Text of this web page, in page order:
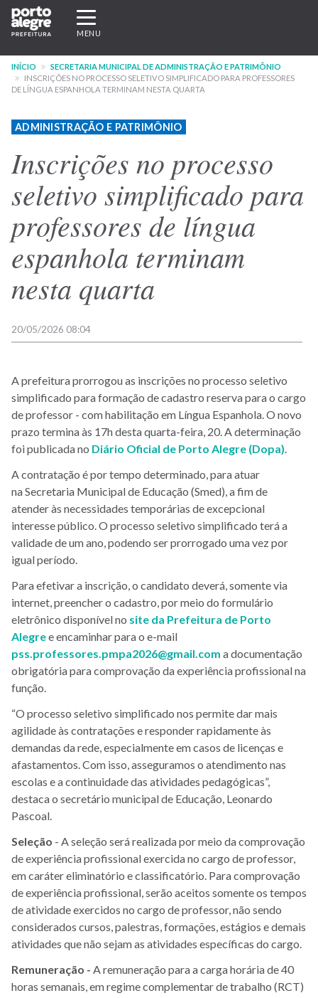
Pular
para
conteúdo
principal
Expandir/recolher
navegação
MENU
INÍCIO
SECRETARIA MUNICIPAL DE ADMINISTRAÇÃO E PATRIMÔNIO
INSCRIÇÕES NO PROCESSO SELETIVO SIMPLIFICADO PARA PROFESSORES
DE LÍNGUA ESPANHOLA TERMINAM NESTA QUARTA
ADMINISTRAÇÃO E PATRIMÔNIO
Inscrições no processo
seletivo simplificado para
professores de língua
espanhola terminam
nesta quarta
20/05/2026 08:04
A prefeitura prorrogou as inscrições no processo seletivo
simplificado para formação de cadastro reserva para o cargo
de professor - com habilitação em Língua Espanhola. O novo
prazo termina às 17h desta quarta-feira, 20. A determinação
foi publicada no Diário Oficial de Porto Alegre (Dopa)
A contratação é por tempo determinado, para atuar
na Secretaria Municipal de Educação (Smed), a fim de
atender às necessidades temporárias de excepcional
interesse público. O processo seletivo simplificado terá a
validade de um ano, podendo ser prorrogado uma vez por
igual período.
Para efetivar a inscrição, o candidato deverá, somente via
internet, preencher o cadastro, por meio do formulário
eletrônico disponível no site da Prefeitura de Porto
Alegree encaminhar para o e-mail
pss.professores.pmpa2026@gmail.com a documentação
obrigatória para comprovação da experiência profissional na
função.
“O processo seletivo simplificado nos permite dar mais
agilidade às contratações e responder rapidamente às
demandas da rede, especialmente em casos de licenças e
afastamentos. Com isso, asseguramos o atendimento nas
escolas e a continuidade das atividades pedagógicas”,
destaca o secretário municipal de Educação, Leonardo
Pascoal.
Seleção - A seleção será realizada por meio da comprovação
de experiência profissional exercida no cargo de professor,
em caráter eliminatório e classificatório. Para comprovação
de experiência profissional, serão aceitos somente os tempos
de atividade exercidos no cargo de professor, não sendo
considerados cursos, palestras, formações, estágios e demais
atividades que não sejam as atividades específicas do cargo.
Remuneração - A remuneração para a carga horária de 40
horas semanais, em regime complementar de trabalho (RCT)